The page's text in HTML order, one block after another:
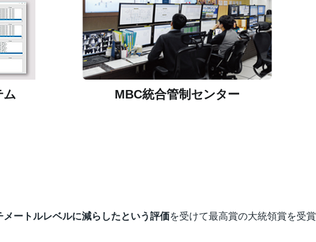
ム MBC統合管制センター
メートルレベルに減らしたという評価を受けて最高賞の大統領賞を受賞